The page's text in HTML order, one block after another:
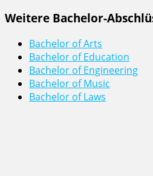
Weitere Bachelor-
Bachelor of Arts
Bachelor of Education
Bachelor of Engineering
Bachelor of Music
Bachelor of Laws